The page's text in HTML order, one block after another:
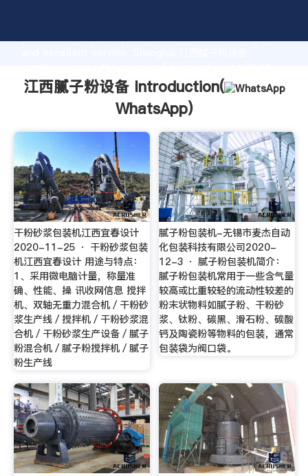
production capability, advanced research strength
customers.
江西腻子粉设备 Introduction(
WhatsApp)
干粉砂浆包装机江西宜春设计
2020-11-25 · 干粉砂浆包装
机江西宜春设计 用途与特点：
1、采用微电脑计量，称量准
确、性能、操 讯收网信息 搅拌
机、双轴无重力混合机／干粉砂
浆生产线／搅拌机／干粉砂浆混
合机／干粉砂浆生产设备／腻子
粉混合机／腻子粉搅拌机／腻子
粉生产线
腻子粉包装机-无锡市麦杰自动
化包装科技有限公司2020-
12-3 · 腻子粉包装机简介：
腻子粉包装机常用于一些含气量
较高或比重较轻的流动性较差的
粉末状物料如腻子粉、干粉砂
浆、钛粉、碳黑、滑石粉、碳酸
钙及陶瓷粉等物料的包装，通常
包装袋为阀口袋。